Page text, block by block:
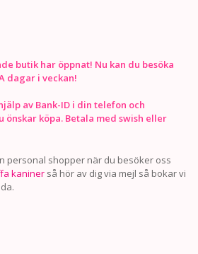
butik har öppnat! Nu kan du besöka
dagar i veckan!
av Bank-ID i din telefon och
önskar köpa. Betala med swish eller
personal shopper när du besöker oss
kaniner så hör av dig via mejl så bokar vi